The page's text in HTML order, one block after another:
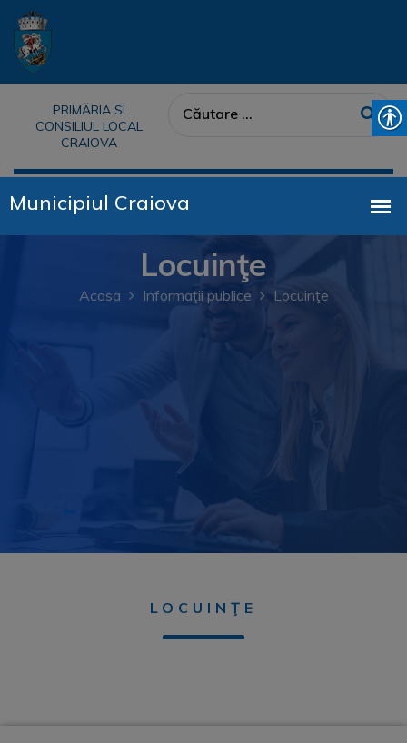
PRIMĂRIA SI
CONSILIUL LOCAL
CRAIOVA
Locuinţe
Acasa Informaţii publice Locuinţe
LOCUINŢE